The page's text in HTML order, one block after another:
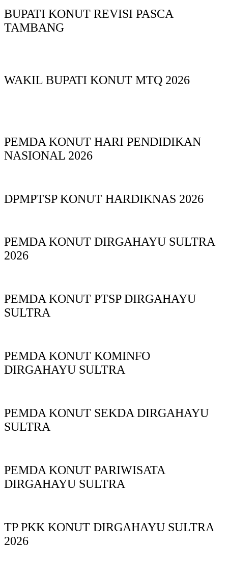
BUPATI KONUT REVISI PASCA
TAMBANG
WAKIL BUPATI KONUT MTQ 2026
PEMDA KONUT HARI PENDIDIKAN
NASIONAL 2026
DPMPTSP KONUT HARDIKNAS 2026
PEMDA KONUT DIRGAHAYU SULTRA
2026
PEMDA KONUT PTSP DIRGAHAYU
SULTRA
PEMDA KONUT KOMINFO
DIRGAHAYU SULTRA
PEMDA KONUT SEKDA DIRGAHAYU
SULTRA
PEMDA KONUT PARIWISATA
DIRGAHAYU SULTRA
TP PKK KONUT DIRGAHAYU SULTRA
2026